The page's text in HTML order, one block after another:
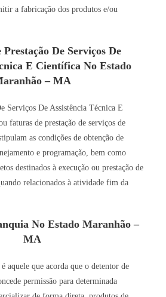
a fabricação dos produtos e/ou
De Serviços De
E Científica No Estado
– MA
Serviços De Assistência Técnica E
faturas de prestação de serviços de
as condições de obtenção de
e programação, bem como
destinados à execução ou prestação de
relacionados à atividade fim da
No Estado Maranhão –
MA
aquele que acorda que o detentor de
permissão para determinada